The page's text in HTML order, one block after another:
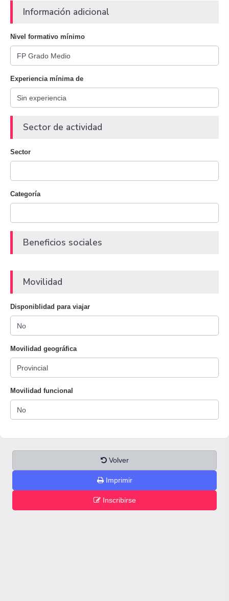
Información adicional
Nivel formativo mínimo
Experiencia mínima de
Sector de actividad
Sector
Categoría
Beneficios sociales
Movilidad
Disponiblidad para viajar
Movilidad geográfica
Movilidad funcional
Volver
Imprimir
Inscribirse